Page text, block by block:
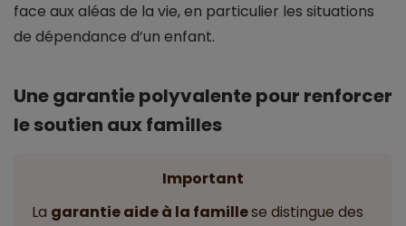
face aux aléas de la vie, en particulier les situations
de dépendance d’un enfant.
Une garantie polyvalente pour renforcer
le soutien aux familles
Important
La garantie aide à la famillese distingue des